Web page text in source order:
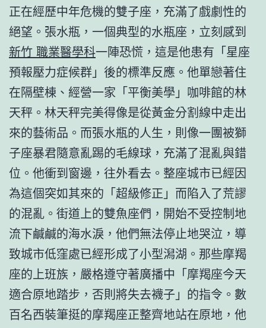
正在經歷中年危機的雙子座，充滿了戲劇性的
絕望。張水瓶，一個典型的水瓶座，立刻感到
新竹 職業醫學科一陣恐慌，這是他患有「星座
預報壓力症候群」後的標準反應。他單戀著住
在隔壁棟、經營一家「平衡美學」咖啡館的林
天秤。林天秤完美得像是從黃金分割線中走出
來的藝術品。而張水瓶的人生，則像一團被獅
子座暴君隨意亂踢的毛線球，充滿了混亂與錯
位。他衝到窗邊，往外看去。整座城市已經因
為這個突如其來的「超級修正」而陷入了荒謬
的混亂。街道上的雙魚座們，開始不受控制地
流下鹹鹹的海水淚，他們無法停止地哭泣，導
致城市低窪處已經形成了小型潟湖。那些摩羯
座的上班族，嚴格遵守著廣播中「摩羯座今天
適合原地踏步，否則將失去襪子」的指令。數
百名西裝筆挺的摩羯座正整齊地站在原地，他